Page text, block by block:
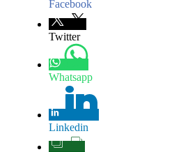
Facebook
Twitter
Whatsapp
Linkedin